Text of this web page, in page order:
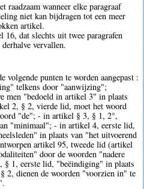
raadzaam wanneer elke paragraaf
niet kan bijdragen tot een meer
artikel.
dat slechts uit twee paragrafen
vervallen.
volgende punten te worden aangepast :
telkens door "aanwijzing";
men "bedoeld in artikel 3" in plaats
2, § 2, vierde lid, moet het woord
"de"; - in artikel § 3, § 1, 2°,
"minimaal"; - in artikel 4, eerste lid,
in plaats van "het uitvoerend
artikel 95, tweede lid (artikel
door de woorden "nadere
1, eerste lid, "beëindiging" in plaats
2, dienen de woorden "voorzien in" te